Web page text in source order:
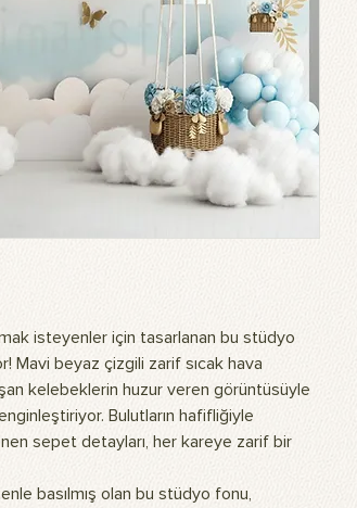
isteyenler için tasarlanan bu stüdyo
Mavi beyaz çizgili zarif sıcak hava
kelebeklerin huzur veren görüntüsüyle
Bulutların hafifliğiyle
sepet detayları, her kareye zarif bir
basılmış olan bu stüdyo fonu,